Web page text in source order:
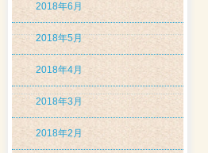
2018年6月
2018年5月
2018年4月
2018年3月
2018年2月